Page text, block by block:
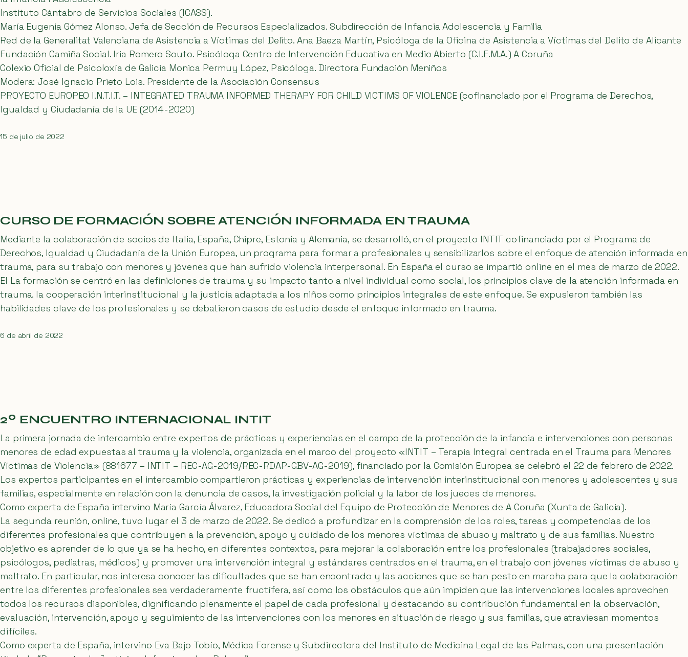
Instituto Cántabro de Servicios Sociales (ICASS).
María Eugenia Gómez Alonso. Jefa de Sección de Recursos Especializados. Subdirección de Infancia Adolescencia y Familia
Red de la Generalitat Valenciana de Asistencia a Víctimas del Delito. Ana Baeza Martín, Psicóloga de la Oficina de Asistencia a Víctimas del Delito de Alicante
Fundación Camiña Social. Iria Romero Souto. Psicóloga Centro de Intervención Educativa en Medio Abierto (C.I.E.M.A.) A Coruña
Colexio Oficial de Psicoloxía de Galicia Monica Permuy López, Psicóloga. Directora Fundación Meniños
Modera: José Ignacio Prieto Lois. Presidente de la Asociación Consensus
PROYECTO EUROPEO I.N.T.I.T. – INTEGRATED TRAUMA INFORMED THERAPY FOR CHILD VICTIMS OF VIOLENCE (cofinanciado por el Programa de Derechos,
Igualdad y Ciudadanía de la UE (2014-2020)
15 de julio de 2022
CURSO DE FORMACIÓN SOBRE ATENCIÓN INFORMADA EN TRAUMA
Mediante la colaboración de socios de Italia, España, Chipre, Estonia y Alemania, se desarrolló, en el proyecto INTIT cofinanciado por el Programa de
Derechos, Igualdad y Ciudadanía de la Unión Europea, un programa para formar a profesionales y sensibilizarlos sobre el enfoque de atención informada en
trauma, para su trabajo con menores y jóvenes que han sufrido violencia interpersonal. En España el curso se impartió online en el mes de marzo de 2022.
El La formación se centró en las definiciones de trauma y su impacto tanto a nivel individual como social, los principios clave de la atención informada en
trauma. la cooperación interinstitucional y la justicia adaptada a los niños como principios integrales de este enfoque. Se expusieron también las
habilidades clave de los profesionales y se debatieron casos de estudio desde el enfoque informado en trauma.
6 de abril de 2022
2º ENCUENTRO INTERNACIONAL INTIT
La primera jornada de intercambio entre expertos de prácticas y experiencias en el campo de la protección de la infancia e intervenciones con personas
menores de edad expuestas al trauma y la violencia, organizada en el marco del proyecto «INTIT – Terapia Integral centrada en el Trauma para Menores
Víctimas de Violencia» (881677 – INTIT – REC-AG-2019/REC-RDAP-GBV-AG-2019), financiado por la Comisión Europea se celebró el 22 de febrero de 2022.
Los expertos participantes en el intercambio compartieron prácticas y experiencias de intervención interinstitucional con menores y adolescentes y sus
familias, especialmente en relación con la denuncia de casos, la investigación policial y la labor de los jueces de menores.
Como experta de España intervino María García Álvarez, Educadora Social del Equipo de Protección de Menores de A Coruña (Xunta de Galicia).
La segunda reunión, online, tuvo lugar el 3 de marzo de 2022. Se dedicó a profundizar en la comprensión de los roles, tareas y competencias de los
diferentes profesionales que contribuyen a la prevención, apoyo y cuidado de los menores víctimas de abuso y maltrato y de sus familias. Nuestro
objetivo es aprender de lo que ya se ha hecho, en diferentes contextos, para mejorar la colaboración entre los profesionales (trabajadores sociales,
psicólogos, pediatras, médicos) y promover una intervención integral y estándares centrados en el trauma, en el trabajo con jóvenes víctimas de abuso y
maltrato. En particular, nos interesa conocer las dificultades que se han encontrado y las acciones que se han pesto en marcha para que la colaboración
entre los diferentes profesionales sea verdaderamente fructífera, así como los obstáculos que aún impiden que las intervenciones locales aprovechen
todos los recursos disponibles, dignificando plenamente el papel de cada profesional y destacando su contribución fundamental en la observación,
evaluación, intervención, apoyo y seguimiento de las intervenciones con los menores en situación de riesgo y sus familias, que atraviesan momentos
difíciles.
Como experta de España, intervino Eva Bajo Tobío, Médica Forense y Subdirectora del Instituto de Medicina Legal de las Palmas, con una presentación